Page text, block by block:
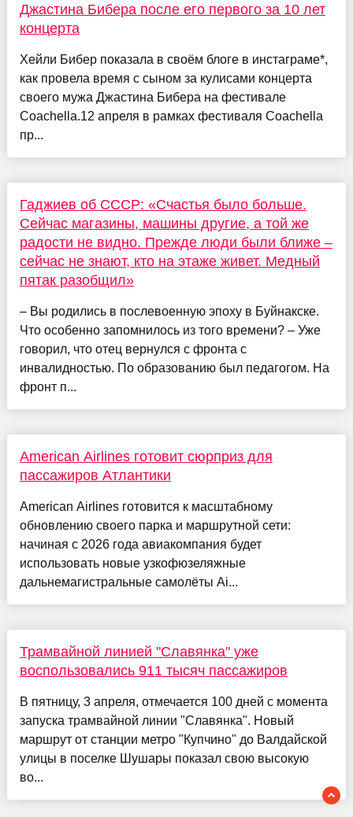
Джастина Бибера после его первого за 10 лет
концерта
Хейли Бибер показала в своём блоге в инстаграме*,
как провела время с сыном за кулисами концерта
своего мужа Джастина Бибера на фестивале
Coachella.12 апреля в рамках фестиваля Coachella
пр...
Гаджиев об СССР: «Счастья было больше.
Сейчас магазины, машины другие, а той же
радости не видно. Прежде люди были ближе –
сейчас не знают, кто на этаже живет. Медный
пятак разобщил»
– Вы родились в послевоенную эпоху в Буйнакске.
Что особенно запомнилось из того времени? – Уже
говорил, что отец вернулся с фронта с
инвалидностью. По образованию был педагогом. На
фронт п...
American Airlines готовит сюрприз для
пассажиров Атлантики
American Airlines готовится к масштабному
обновлению своего парка и маршрутной сети:
начиная с 2026 года авиакомпания будет
использовать новые узкофюзеляжные
дальнемагистральные самолёты Ai...
Трамвайной линией "Славянка" уже
воспользовались 911 тысяч пассажиров
В пятницу, 3 апреля, отмечается 100 дней с момента
запуска трамвайной линии "Славянка". Новый
маршрут от станции метро "Купчино" до Валдайской
улицы в поселке Шушары показал свою высокую
во...